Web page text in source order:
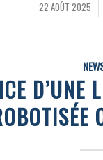
22 AOÛT 2025
/
D’UNE